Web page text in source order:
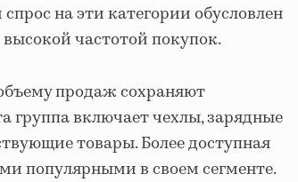
на эти категории обусловлен
частотой покупок.
продаж сохраняют
группа включает чехлы, зарядные
товары. Более доступная
популярными в своем сегменте.